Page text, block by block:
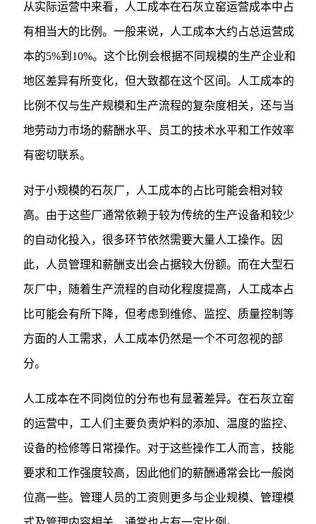
从实际运营中来看，人工成本在石灰立窑运营成本中占
有相当大的比例。一般来说，人工成本大约占总运营成
本的5%到10%。这个比例会根据不同规模的生产企业和
地区差异有所变化，但大致都在这个区间。人工成本的
比例不仅与生产规模和生产流程的复杂度相关，还与当
地劳动力市场的薪酬水平、员工的技术水平和工作效率
有密切联系。
对于小规模的石灰厂，人工成本的占比可能会相对较
高。由于这些厂通常依赖于较为传统的生产设备和较少
的自动化投入，很多环节依然需要大量人工操作。因
此，人员管理和薪酬支出会占据较大份额。而在大型石
灰厂中，随着生产流程的自动化程度提高，人工成本占
比可能会有所下降，但考虑到维修、监控、质量控制等
方面的人工需求，人工成本仍然是一个不可忽视的部
分。
人工成本在不同岗位的分布也有显著差异。在石灰立窑
的运营中，工人们主要负责炉料的添加、温度的监控、
设备的检修等日常操作。对于这些操作工人而言，技能
要求和工作强度较高，因此他们的薪酬通常会比一般岗
位高一些。管理人员的工资则更多与企业规模、管理模